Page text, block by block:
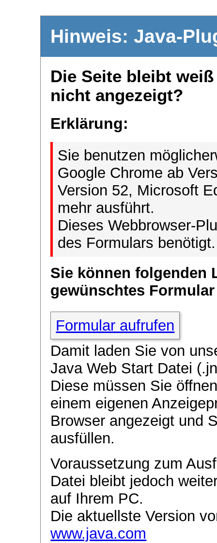
Hinweis: Java-
Die Seite bleibt
nicht angezeigt?
Erklärung:
Sie benutzen
Google Chrome ab
Version 52, Microsoft
mehr ausführt.
Dieses Webbrowser-
des Formulars benötigt.
Sie können folgenden
gewünschtes
Formular aufrufen
Damit laden Sie von
Java Web Start Datei
Diese müssen Sie
einem eigenen
Browser angezeigt und
ausfüllen.
Voraussetzung zum
Datei bleibt jedoch
auf Ihrem PC.
Die aktuellste Version
www.java.com